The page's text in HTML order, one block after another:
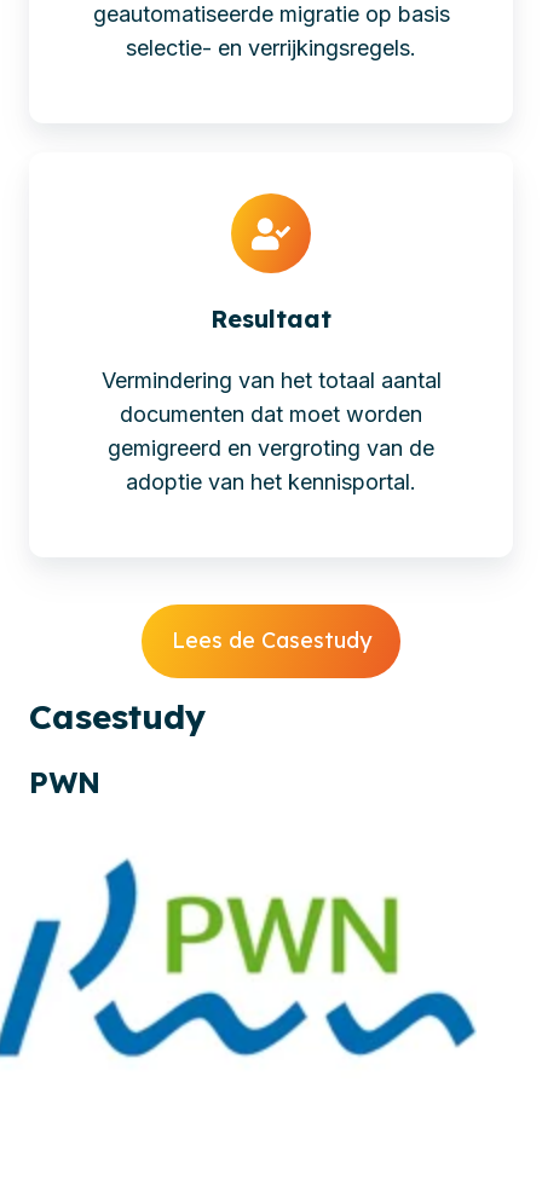
geautomatiseerde migratie op basis
selectie- en verrijkingsregels.
Resultaat
Vermindering van het totaal aantal
documenten dat moet worden
gemigreerd en vergroting van de
adoptie van het kennisportal.
Lees de Casestudy
Casestudy
PWN